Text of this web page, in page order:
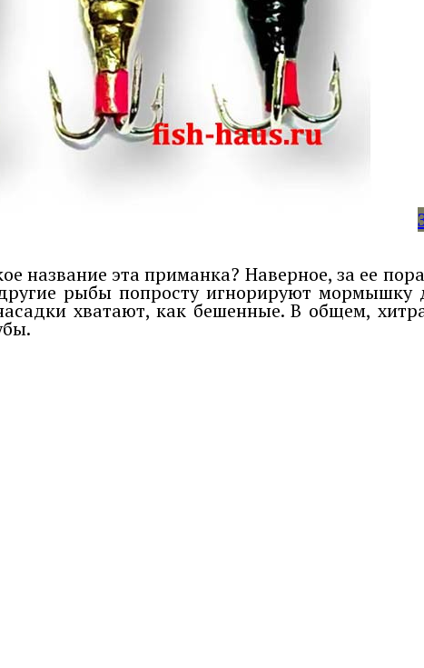
название эта приманка? Наверное, за ее
рыбы попросту игнорируют
хватают, как бешенные. В общем,